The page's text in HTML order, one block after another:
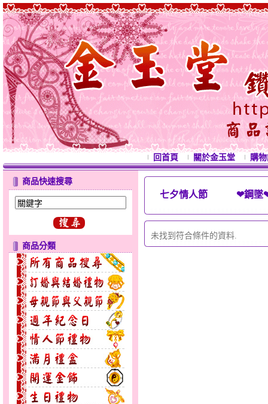
回首頁 關於金玉堂 購
商品快速搜尋
商品分類
愛滿滿～金銀鋼套鍊
七夕情人節 ❤鋼墜
未找到符合條件的資料.